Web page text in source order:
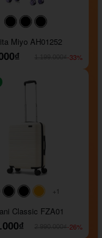
#000000#000000
Miyo AH01252
-33%
#000000
#000000
#ffa500
+1
Classic FZA01
-26%